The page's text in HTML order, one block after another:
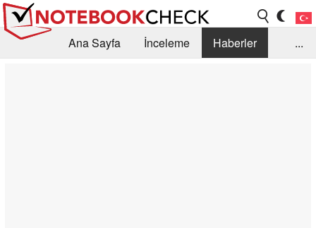
Ana Sayfa İnceleme
Haberler
...